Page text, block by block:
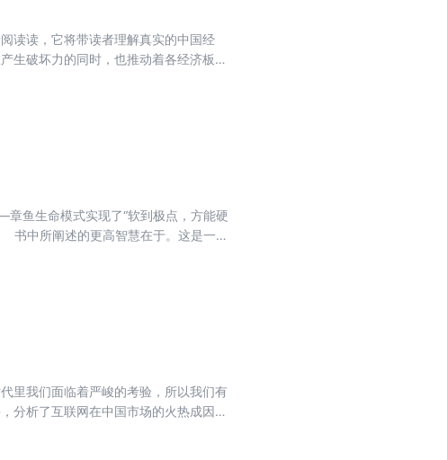
读读，它将带读者理解真实的中国经
生破坏力的同时，也推动着各经济板块
鱼生命模式实现了“软到极点，方能硬
中所阐述的更高智慧在于。这是一种
里我们面临着严峻的考验，所以我们有
分析了互联网在中国市场的火热成因，